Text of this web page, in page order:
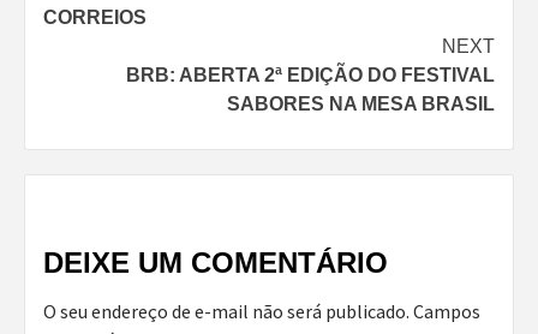
CORREIOS
NEXT
BRB: ABERTA 2ª EDIÇÃO DO FESTIVAL
SABORES NA MESA BRASIL
DEIXE UM COMENTÁRIO
O seu endereço de e-mail não será publicado. Campos